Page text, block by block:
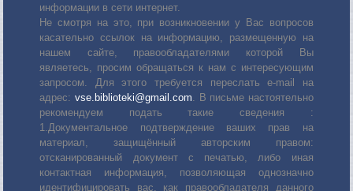
информации в сети интернет.
Не смотря на это, при возникновении у Вас вопросов
касательно ссылок на информацию, размещенную на
нашем сайте, правообладателями которой Вы
являетесь, просим обращаться к нам с интересующим
запросом. Для этого требуется переслать е-mail на
адрес: vse.biblioteki@gmail.com . В письме настоятельно
рекомендуем подать такие сведения :
1.Документальное подтверждение ваших прав на
материал, защищённый авторским правом:
отсканированный документ с печатью, либо иная
контактная информация, позволяющая однозначно
идентифицировать вас, как правообладателя данного